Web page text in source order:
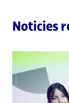
Noticies